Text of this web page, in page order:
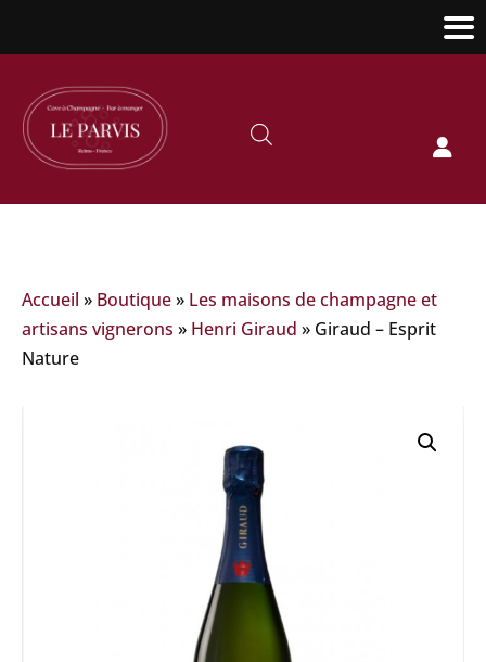

Accueil » Boutique» Les maisons de champagne et
artisans vignerons » Henri Giraud » Giraud – Esprit
Nature